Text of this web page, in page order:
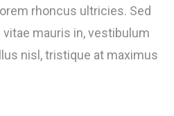
rhoncus ultricies. Sed
mauris in, vestibulum
nisl, tristique at maximus